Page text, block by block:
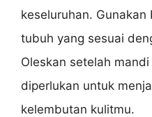
keseluruhan.
tubuh yang sesuai
Oleskan setelah
diperlukan untuk
kelembutan kulitmu.